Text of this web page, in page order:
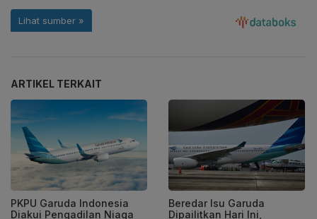
ARTIKEL TERKAIT
PKPU Garuda Indonesia
Diakui Pengadilan Niaga
Beredar Isu Garuda
Dipailitkan Hari Ini,